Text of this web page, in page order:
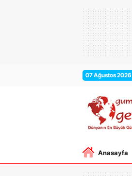
07 Ağustos 2026
Anasayfa